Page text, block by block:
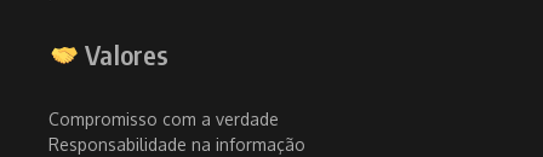
Valores
Compromisso com a verdade
Responsabilidade na informação